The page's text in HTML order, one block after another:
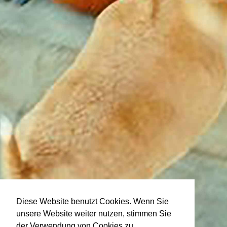
Diese Website benutzt Cookies. Wenn Sie
unsere Website weiter nutzen, stimmen Sie